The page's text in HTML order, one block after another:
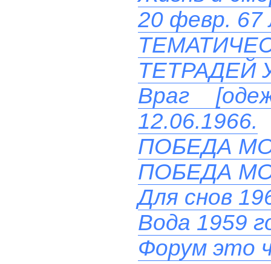
20 февр.
ТЕТРАДЕЙ
Враг
12.06.1966.
ПОБЕДА
ПОБЕДА
Для снов
Вода 1959
Форум это